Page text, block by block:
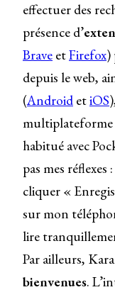
effectuer des
présence d’
Brave etFirefox)
depuis le web,
(Android etiOS
multiplateforme
habitué avec
pas mes
cliquer «
sur mon
lire
Par ailleurs,
bienvenues.